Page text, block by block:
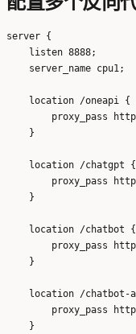
配置多个反向
server {
    listen 8888;
    server_name cpu1;
    location /oneapi {
proxy_pass
    }
    location /chatgpt {
proxy_pass
    }
    location /chatbot {
proxy_pass
    }
location /chatbot-
proxy_pass
    }